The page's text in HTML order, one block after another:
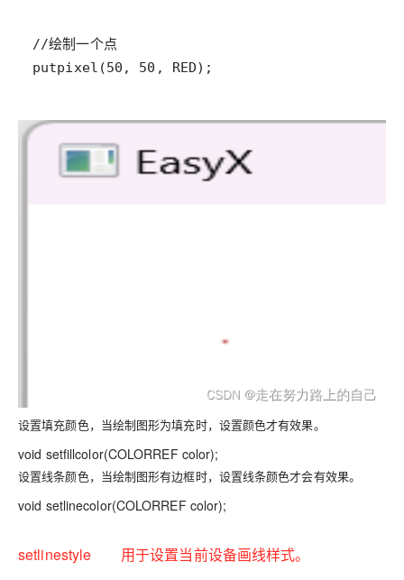
putpixel(50, 50, RED);
设置填充颜色，当绘制图形为填充时，设置颜色才有效果。
void setfillcolor(COLORREF color);
设置线条颜色，当绘制图形有边框时，设置线条颜色才会有效果。
void setlinecolor(COLORREF color);
setlinestyle 用于设置当前设备画线样式。